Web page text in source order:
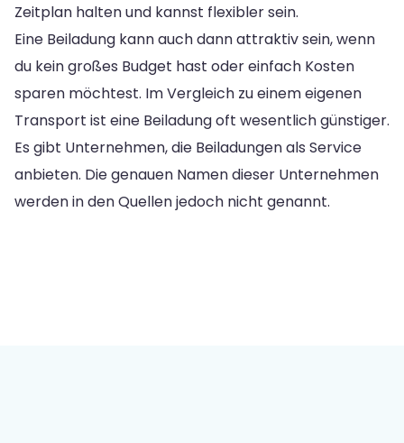
Zeitplan halten und kannst flexibler sein.
Eine Beiladung kann auch dann attraktiv sein, wenn
du kein großes Budget hast oder einfach Kosten
sparen möchtest. Im Vergleich zu einem eigenen
Transport ist eine Beiladung oft wesentlich günstiger.
Es gibt Unternehmen, die Beiladungen als Service
anbieten. Die genauen Namen dieser Unternehmen
werden in den Quellen jedoch nicht genannt.